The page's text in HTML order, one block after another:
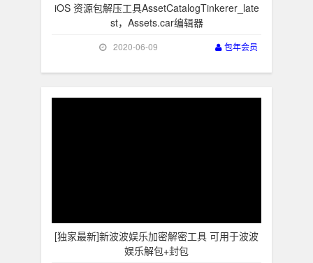
iOS 资源包解压工具AssetCatalogTinkerer_late
st，Assets.car编辑器
2020-06-09 包年会员
[独家最新]新波波娱乐加密解密工具 可用于波波
娱乐解包+封包